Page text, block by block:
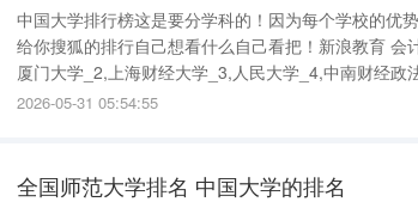
中国大学排行榜这是要分学科的！因为每个学校的优
给你搜狐的排行自己想看什么自己看把！新浪教育
厦门大学_2,上海财经大学_3,人民大学_4,中南财经
中央财经大学_8,中山大学_9,北京大学_10,清华大学
2026-05-31 05:54:55
全国师范大学排名 中国大学的排名